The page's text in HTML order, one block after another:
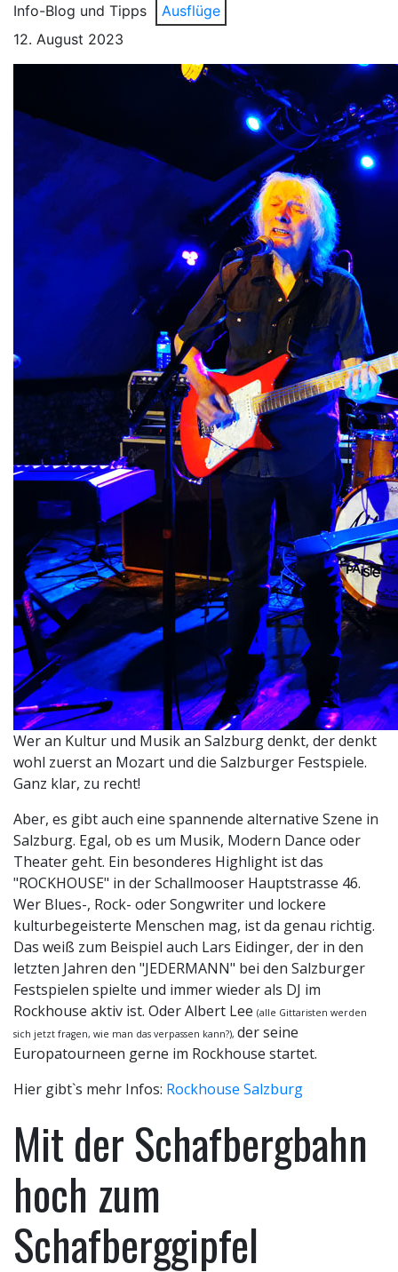
Info-Blog und Tipps
Ausflüge
12. August 2023
Wer an Kultur und Musik an Salzburg denkt, der denkt
wohl zuerst an Mozart und die Salzburger Festspiele.
Ganz klar, zu recht!
Aber, es gibt auch eine spannende alternative Szene in
Salzburg. Egal, ob es um Musik, Modern Dance oder
Theater geht. Ein besonderes Highlight ist das
"ROCKHOUSE" in der Schallmooser Hauptstrasse 46.
Wer Blues-, Rock- oder Songwriter und lockere
kulturbegeisterte Menschen mag, ist da genau richtig.
Das weiß zum Beispiel auch Lars Eidinger, der in den
letzten Jahren den "JEDERMANN" bei den Salzburger
Festspielen spielte und immer wieder als DJ im
Rockhouse aktiv ist. Oder Albert Lee (alle Gittaristen werden
sich jetzt fragen, wie man das verpassen kann?), der seine
Europatourneen gerne im Rockhouse startet.
Hier gibt`s mehr Infos: Rockhouse Salzburg
Mit der Schafbergbahn
hoch zum
Schafberggipfel